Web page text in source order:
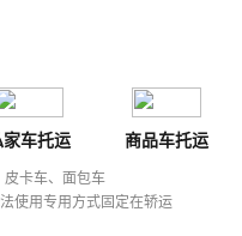
家车托运 商品车托运
卡车、面包车
使用专用方式固定在轿运